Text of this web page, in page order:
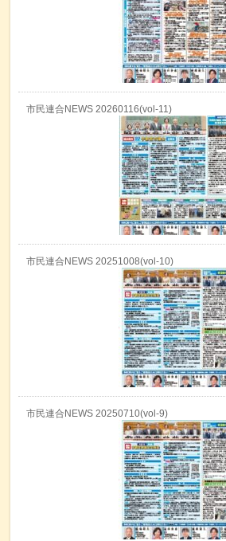
市民連合NEWS 20260116(vol-11)
市民連合NEWS 20251008(vol-10)
市民連合NEWS 20250710(vol-9)